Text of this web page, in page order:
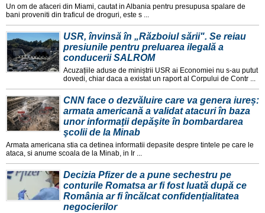
Un om de afaceri din Miami, cautat in Albania pentru presupusa spalare de
bani proveniti din traficul de droguri, este s ...
USR, învinsă în „Războiul sării". Se reiau
presiunile pentru preluarea ilegală a
conducerii SALROM
Acuzațiile aduse de miniștrii USR ai Economiei nu s-au putut
dovedi, chiar daca a existat un raport al Corpului de Contr ...
CNN face o dezvăluire care va genera iureș:
armata americană a validat atacuri în baza
unor informaţii depăşite în bombardarea
şcolii de la Minab
Armata americana stia ca detinea informatii depasite despre tintele pe care le
ataca, si anume scoala de la Minab, in Ir ...
Decizia Pfizer de a pune sechestru pe
conturile Romatsa ar fi fost luată după ce
România ar fi încălcat confidențialitatea
negocierilor